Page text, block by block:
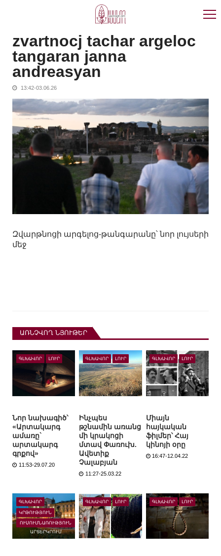
zvartnocj tachar argeloc
tangaran janna
andreasyan
13:42-03.06.26
Զվարթնոցի արգելոց-թանգարանը՝ նոր լույսերի
մեջ
ԱՌՆՉՎՈՂ ՆՅՈՒԹԵՐ
ԳԼԽԱՎՈՐ ԼՈՒՐ
Նոր նախագիծ՝
«Արտակարգ
ամառը`
արտակարգ
գրքով»
11:53-29.07.20
ԳԼԽԱՎՈՐ ԼՈՒՐ
Ինչպես
թշնամին առանց
մի կրակոցի
մտավ Փառուխ.
Ավետիք
Չալաբյան
11:27-25.03.22
ԳԼԽԱՎՈՐ ԼՈՒՐ
Միայն
հայկական
ֆիլմեր՝ Հայ
կինոյի օրը
16:47-12.04.22
ԳԼԽԱՎՈՐ
ԿՐԹՈՒԹՅՈՒՆ
ՈՒՍՈՒՄՆԱՌՈՒԹՅՈՒՆ
ԱՐՏԵՐԿՐՈՒՄ
ԳԼԽԱՎՈՐ ԼՈՒՐ ԳԼԽԱՎՈՐ ԼՈՒՐ